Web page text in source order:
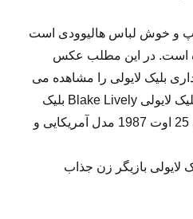
و خوش لباس هالیوودی است
است. در این مطلب عکس
بلیک لایولی را مشاهده می
کنید. مدل لباس بارداری بلیک لایولی Blake Lively بلیک
لایولی Blake Lively متولد 25 اوت 1987 مدل آمریکایی و
لایولی بازیگر زن جذاب